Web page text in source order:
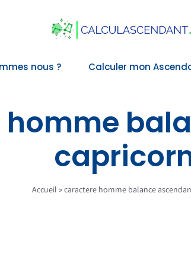
nous ? Calculer mon
Accueil »caractere homme balance